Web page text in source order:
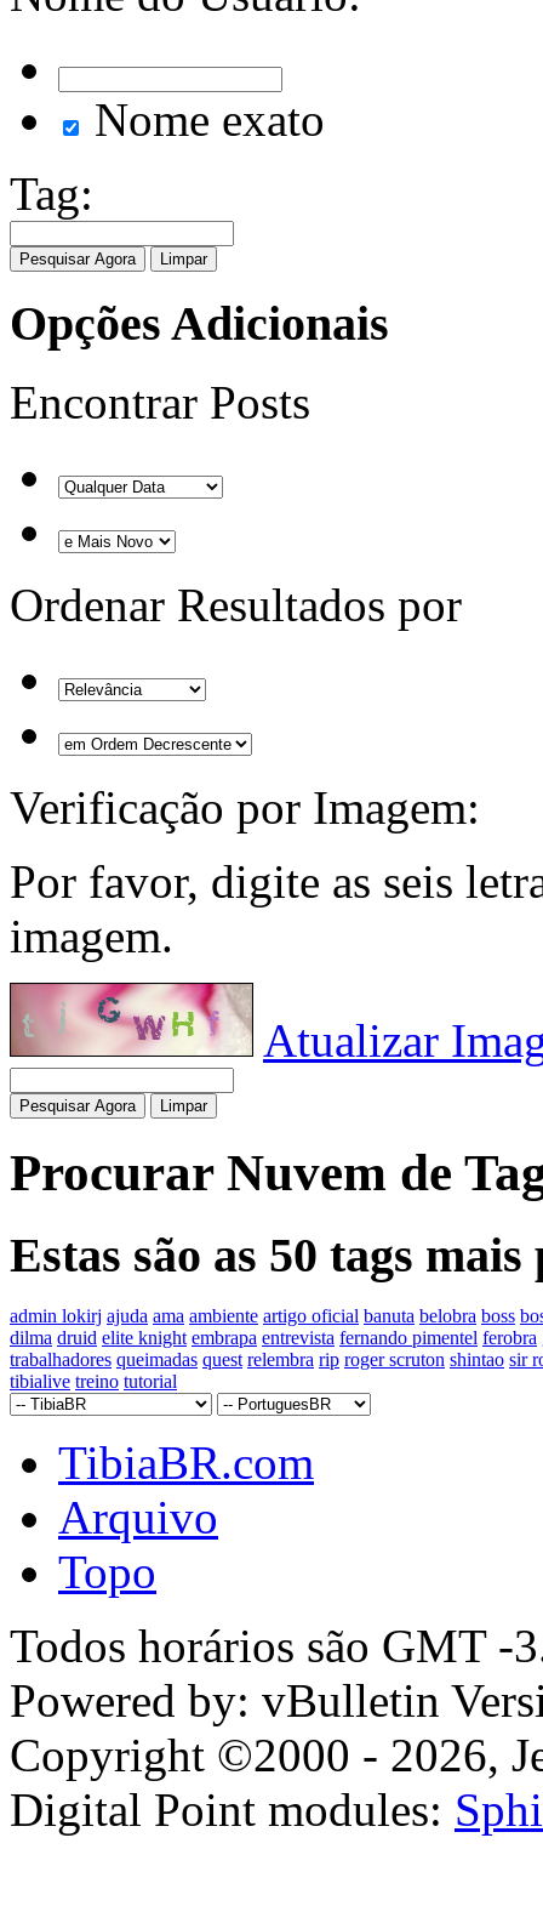
Nome exato
Tag:
Opções Adicionais
Encontrar Posts
Ordenar Resultados por
Verificação por Imagem:
Por favor, digite as seis
imagem.
Atualizar
Procurar Nuvem de
Estas são as 50 tags
admin lokirj ajuda ama ambiente artigo oficial banuta belobra boss
dilma druid elite knight embrapa entrevista fernando pimentel ferobra
trabalhadores queimadas quest relembra rip roger scruton shintao sir
tibialive treino tutorial
TibiaBR.com
Arquivo
Topo
Todos horários são GMT -
Powered by: vBulletin
Copyright ©2000 - 2026,
Digital Point modules: